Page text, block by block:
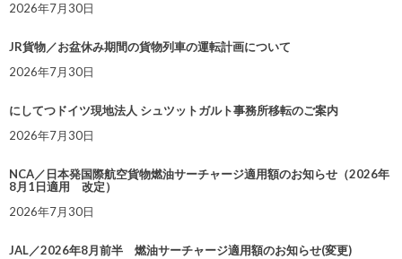
2026年7月30日
JR貨物／お盆休み期間の貨物列車の運転計画について
2026年7月30日
にしてつドイツ現地法人 シュツットガルト事務所移転のご案内
2026年7月30日
NCA／日本発国際航空貨物燃油サーチャージ適用額のお知らせ（2026年
8月1日適用 改定）
2026年7月30日
JAL／2026年8月前半 燃油サーチャージ適用額のお知らせ(変更)